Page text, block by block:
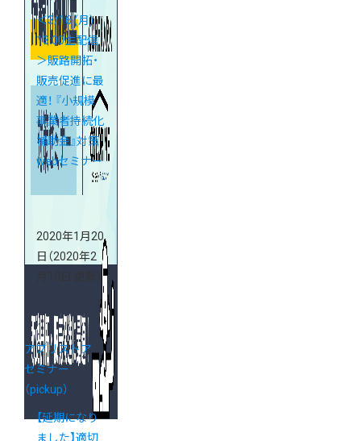
＜3/16 (月)
13:00生配信
＞販路開拓・
販売促進に最
適！ 『小規模
事業者持続化
補助金』対策
webセミナー
2020年1月20
日 （2020年2
月10日 更新）
アプリストア
セミナー
（pickup）
【延期になり
ました】適切